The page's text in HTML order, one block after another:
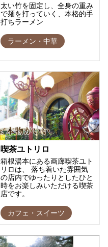
太い竹を固定し、全身の重み
で麺を打っていく、本格的手
打ちラーメン
ラーメン・中華
喫茶ユトリロ
箱根湯本にある画廊喫茶ユト
リロは、 落ち着いた雰囲気
の店内でゆったりとしたひと
時をお楽しみいただける喫茶
店です。
カフェ・スイーツ